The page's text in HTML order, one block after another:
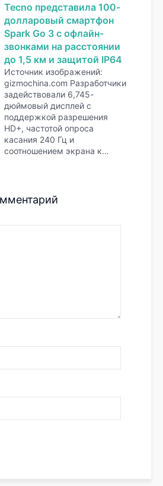
Tecno представила 100-
долларовый смартфон
Spark Go 3 с офлайн-
звонками на расстоянии
до 1,5 км и защитой IP64
Источник изображений:
gizmochina.com Разработчики
задействовали 6,745-
дюймовый дисплей с
поддержкой разрешения
HD+, частотой опроса
касания 240 Гц и
соотношением экрана к…